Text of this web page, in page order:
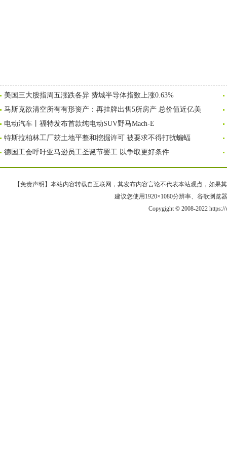
美国三大股指周五涨跌各异 费城半导体指数上涨0.63%
马斯克欲清空所有有形资产：再挂牌出售5所房产 总价值近亿美
电动汽车丨福特发布首款纯电动SUV野马Mach-E
特斯拉柏林工厂获土地平整和挖掘许可 被要求不得打扰蝙蝠
德国工会呼吁亚马逊员工圣诞节罢工 以争取更好条件
【免责声明】本站内容转载自互联网，其发布内容言论不代表本站观点，如果
建议您使用1920×1080分辨率、谷歌浏览
Copygight © 2008-2022